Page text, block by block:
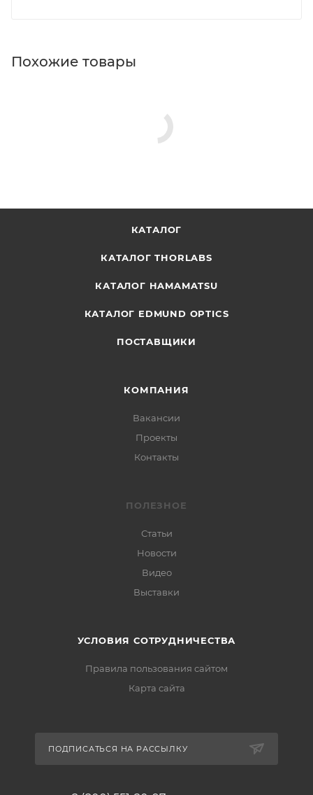
Похожие товары
КАТАЛОГ
КАТАЛОГ THORLABS
КАТАЛОГ HAMAMATSU
КАТАЛОГ EDMUND OPTICS
ПОСТАВЩИКИ
КОМПАНИЯ
Вакансии
Проекты
Контакты
ПОЛЕЗНОЕ
Статьи
Новости
Видео
Выставки
УСЛОВИЯ СОТРУДНИЧЕСТВА
Правила пользования сайтом
Карта сайта
ПОДПИСАТЬСЯ НА РАССЫЛКУ